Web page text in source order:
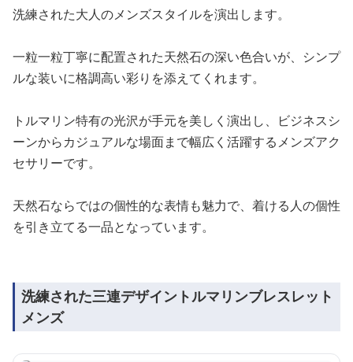
洗練された大人のメンズスタイルを演出します。
一粒一粒丁寧に配置された天然石の深い色合いが、シンプ
ルな装いに格調高い彩りを添えてくれます。
トルマリン特有の光沢が手元を美しく演出し、ビジネスシ
ーンからカジュアルな場面まで幅広く活躍するメンズアク
セサリーです。
天然石ならではの個性的な表情も魅力で、着ける人の個性
を引き立てる一品となっています。
洗練された三連デザイントルマリンブレスレット
メンズ